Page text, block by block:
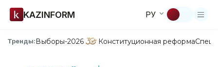
KAZINFORM РУ
Тренды:Выборы-2026 Конституционная реформа